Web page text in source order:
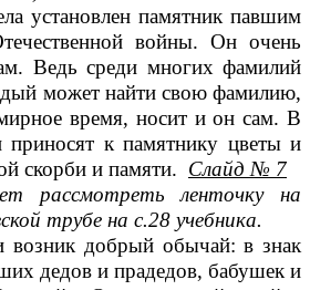
установлен памятник павшим
войны. Он очень
Ведь среди многих фамилий
может найти свою фамилию,
время, носит и он сам. В
приносят к памятнику цветы и
скорби и памяти. Слайд № 7
рассмотреть ленточку на
трубе на с.28 учебника.
возник добрый обычай: в знак
дедов и прадедов, бабушек и